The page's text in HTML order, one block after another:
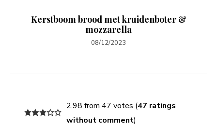
Kerstboom brood met kruidenboter &
mozzarella
08/12/2023
2.98 from 47 votes (47 ratings
without comment)